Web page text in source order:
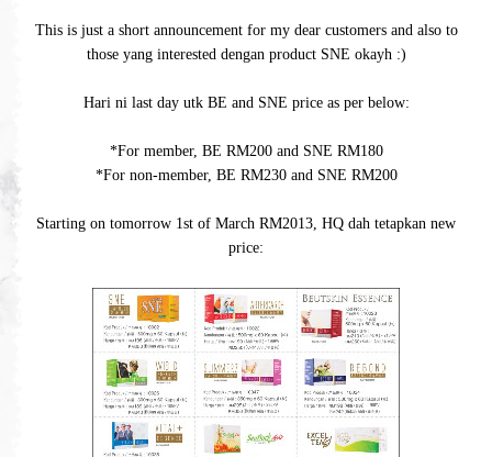
This is just a short announcement for my dear customers and also to
those yang interested dengan product SNE okayh :)
Hari ni last day utk BE and SNE price as per below:
*For member, BE RM200 and SNE RM180
*For non-member, BE RM230 and SNE RM200
Starting on tomorrow 1st of March RM2013, HQ dah tetapkan new
price: